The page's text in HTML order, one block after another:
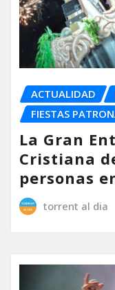
ACTUALIDAD
FIESTAS
La Gran
Cristiana
personas
torrent al dia